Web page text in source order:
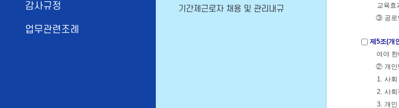
기간제근로자 채용 및 관리내규
감사규정
업무관련조례